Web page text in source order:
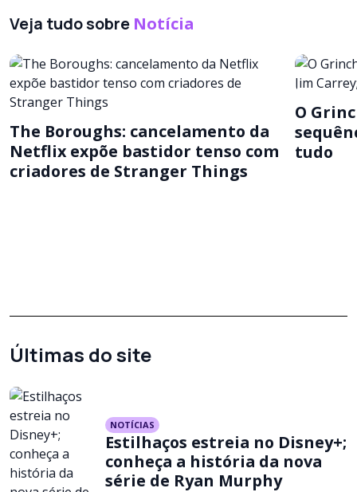
Veja tudo sobre Notícia
The Boroughs: cancelamento da
Netflix expõe bastidor tenso com
criadores de Stranger Things
O
tudo
Últimas do site
NOTÍCIAS
Estilhaços estreia no Disney+;
conheça a história da nova
série de Ryan Murphy